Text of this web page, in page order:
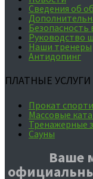
Сведения об
Безопасность
Руководство
Наши тренеры
Антидопинг
ПЛАТНЫЕ УСЛУГИ
Прокат
Массовые
Тренажерные
Сауны
Ваше